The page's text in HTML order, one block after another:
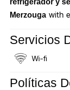
refrigerador y
Merzouga with
Servicios
Wi-fi
Políticas